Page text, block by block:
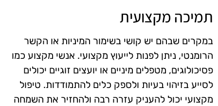
תמיכה מקצועית
במקרים שבהם יש קושי בשימור המיניות או הקשר
הרומנטי, ניתן לפנות לייעוץ מקצועי. אנשי מקצוע כמו
פסיכולוגים, מטפלים מיניים או יועצים זוגיים יכולים
לסייע בזיהוי בעיות ולספק כלים להתמודדות. טיפול
מקצועי יכול להעניק עזרה רבה ולהחזיר את השמחה